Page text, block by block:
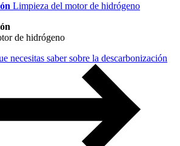
Limpieza del motor de hidrógeno
de hidrógeno
necesitas saber sobre la descarbonización